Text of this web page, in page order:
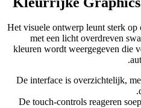
Het visuele ontwerp leunt sterk
met een licht overdreven
kleuren wordt weergegeven die
De interface is overzichtelijk,
De touch‑controls reageren